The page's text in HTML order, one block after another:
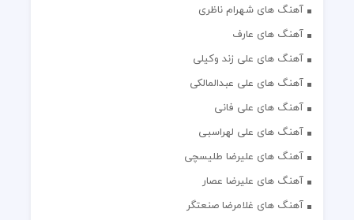
آهنگ های شهرام ناظری
آهنگ های عارف
آهنگ های علی زند وکیلی
آهنگ های علی عبدالمالکی
آهنگ های علی فانی
آهنگ های علی لهراسبی
آهنگ های علیرضا طلیسچی
آهنگ های علیرضا عصار
آهنگ های غلامرضا صنعتگر